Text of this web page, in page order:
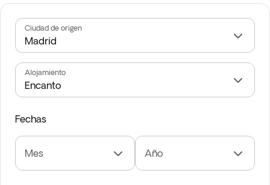
Ciudad de origen
Alojamiento
Fechas
Mes Año